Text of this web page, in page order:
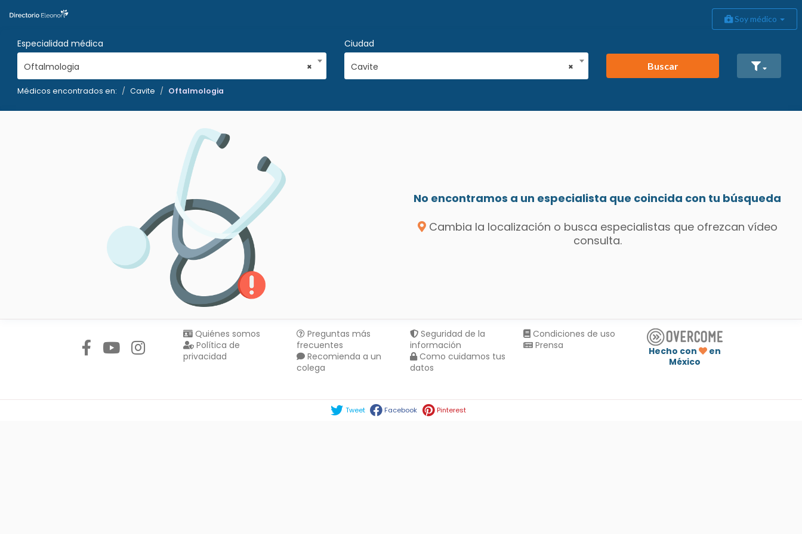
Soy médico
Especialidad médica
×
Oftalmologia
Ciudad
×
Cavite Buscar
Médicos encontrados en: Cavite Oftalmologia
No encontramos a un especialista que coincida con tu búsqueda
Cambia la localización o busca especialistas que ofrezcan vídeo
consulta.
Quiénes somos
Política de
privacidad
Preguntas más
frecuentes
Recomienda a un
colega
Seguridad de la
información
Como cuidamos tus
datos
Condiciones de uso
Prensa
Hecho con
en
México
Tweet Facebook Pinterest